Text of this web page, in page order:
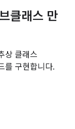
클래스 만
상 클래스
를 구현합니다.